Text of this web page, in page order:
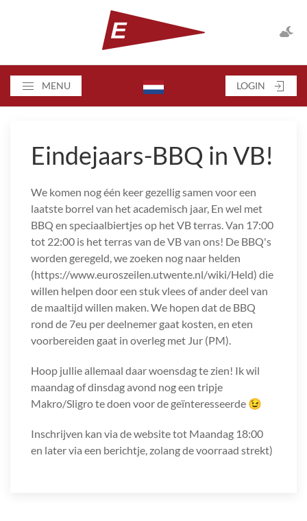
MENU LOGIN
Eindejaars-BBQ in VB!
We komen nog één keer gezellig samen voor een
laatste borrel van het academisch jaar, En wel met
BBQ en speciaalbiertjes op het VB terras. Van 17:00
tot 22:00 is het terras van de VB van ons! De BBQ's
worden geregeld, we zoeken nog naar helden
(https://www.euroszeilen.utwente.nl/wiki/Held) die
willen helpen door een stuk vlees of ander deel van
de maaltijd willen maken. We hopen dat de BBQ
rond de 7eu per deelnemer gaat kosten, en eten
voorbereiden gaat in overleg met Jur (PM).
Hoop jullie allemaal daar woensdag te zien! Ik wil
maandag of dinsdag avond nog een tripje
Makro/Sligro te doen voor de geïnteresseerde 😉
Inschrijven kan via de website tot Maandag 18:00
en later via een berichtje, zolang de voorraad strekt)